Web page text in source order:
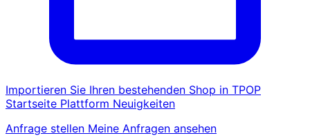
Importieren Sie Ihren bestehenden Shop in TPOP
Startseite Plattform Neuigkeiten
Anfrage stellen Meine Anfragen ansehen